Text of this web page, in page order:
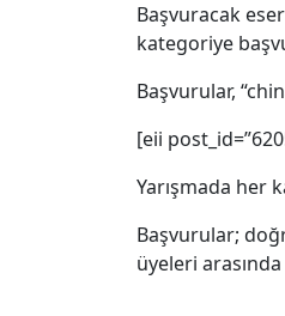
Başvuracak
kategoriye
Başvurular,
[eii
Yarışmada her
Başvurular;
üyeleri